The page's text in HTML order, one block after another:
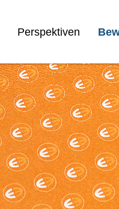
Perspektiven